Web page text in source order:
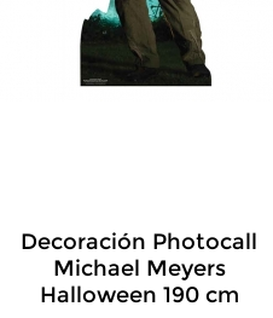
Decoración Photocall
Michael Meyers
Halloween 190 cm